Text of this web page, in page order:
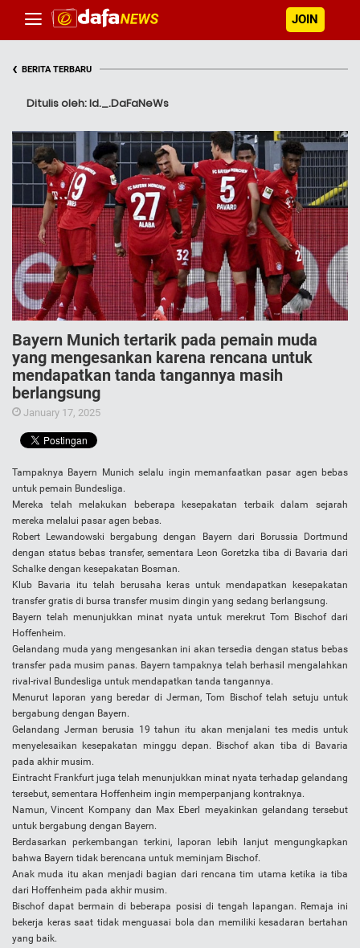
JOIN
‹ BERITA TERBARU
Ditulis oleh: Id._.DaFaNeWs
Bayern Munich tertarik pada pemain muda
yang mengesankan karena rencana untuk
mendapatkan tanda tangannya masih
berlangsung
January 17, 2025
Tampaknya Bayern Munich selalu ingin memanfaatkan pasar agen bebas
untuk pemain Bundesliga.
Mereka telah melakukan beberapa kesepakatan terbaik dalam sejarah
mereka melalui pasar agen bebas.
Robert Lewandowski bergabung dengan Bayern dari Borussia Dortmund
dengan status bebas transfer, sementara Leon Goretzka tiba di Bavaria dari
Schalke dengan kesepakatan Bosman.
Klub Bavaria itu telah berusaha keras untuk mendapatkan kesepakatan
transfer gratis di bursa transfer musim dingin yang sedang berlangsung.
Bayern telah menunjukkan minat nyata untuk merekrut Tom Bischof dari
Hoffenheim.
Gelandang muda yang mengesankan ini akan tersedia dengan status bebas
transfer pada musim panas. Bayern tampaknya telah berhasil mengalahkan
rival-rival Bundesliga untuk mendapatkan tanda tangannya.
Menurut laporan yang beredar di Jerman, Tom Bischof telah setuju untuk
bergabung dengan Bayern.
Gelandang Jerman berusia 19 tahun itu akan menjalani tes medis untuk
menyelesaikan kesepakatan minggu depan. Bischof akan tiba di Bavaria
pada akhir musim.
Eintracht Frankfurt juga telah menunjukkan minat nyata terhadap gelandang
tersebut, sementara Hoffenheim ingin memperpanjang kontraknya.
Namun, Vincent Kompany dan Max Eberl meyakinkan gelandang tersebut
untuk bergabung dengan Bayern.
Berdasarkan perkembangan terkini, laporan lebih lanjut mengungkapkan
bahwa Bayern tidak berencana untuk meminjam Bischof.
Anak muda itu akan menjadi bagian dari rencana tim utama ketika ia tiba
dari Hoffenheim pada akhir musim.
Bischof dapat bermain di beberapa posisi di tengah lapangan. Remaja ini
bekerja keras saat tidak menguasai bola dan memiliki kesadaran bertahan
yang baik.